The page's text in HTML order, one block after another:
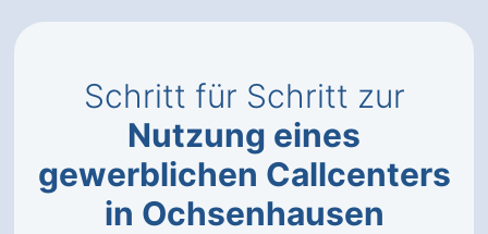
Schritt für Schritt zur
Nutzung eines
gewerblichen Callcenters
in Ochsenhausen